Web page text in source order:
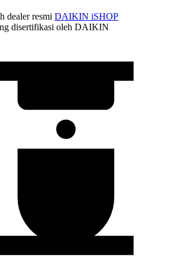
dealer resmi DAIKIN iSHOP
disertifikasi oleh DAIKIN